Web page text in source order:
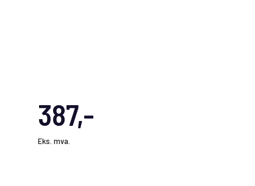
387,-
Eks. mva.